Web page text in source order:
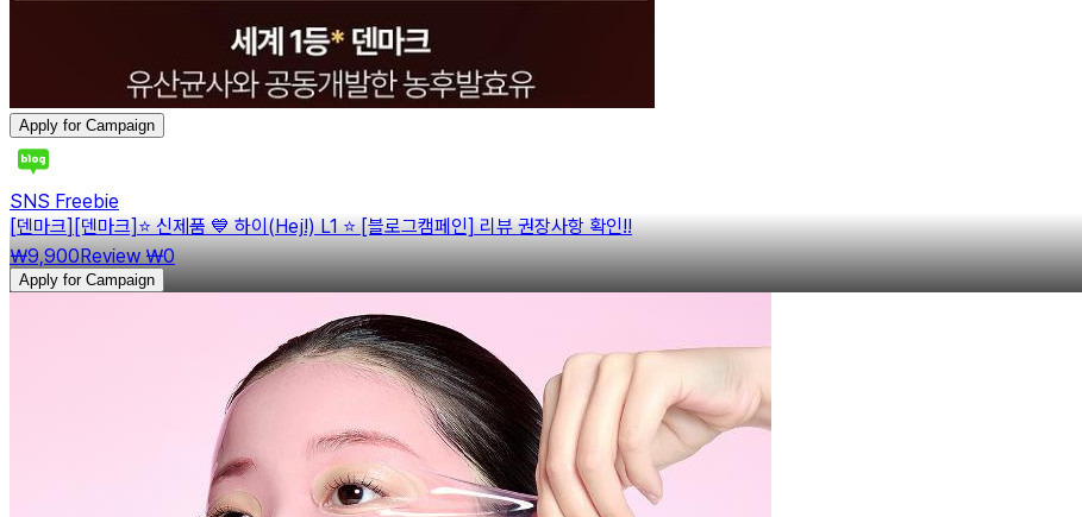
Apply for Campaign
SNS Freebie
[덴마크][덴마크]⭐️ 신제품 💙 하이(Hej!) L1 ⭐️ [블로그캠페인] 리뷰 권장사항 확인‼️
￦9,900Review ￦0
Apply for Campaign